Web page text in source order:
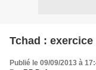
Tchad : exercice
Publié le 09/09/2013 à